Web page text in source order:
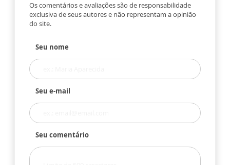
Os comentários e avaliações são de responsabilidade
exclusiva de seus autores e não representam a opinião
do site.
Seu nome
Seu e-mail
Seu comentário